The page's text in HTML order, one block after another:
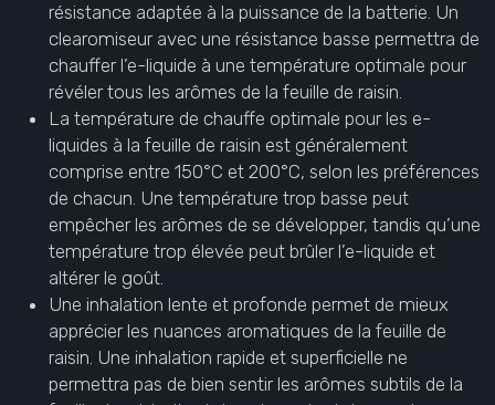
résistance adaptée à la puissance de la batterie. Un
clearomiseur avec une résistance basse permettra de
chauffer l’e-liquide à une température optimale pour
révéler tous les arômes de la feuille de raisin.
La température de chauffe optimale pour les e-
liquides à la feuille de raisin est généralement
comprise entre 150°C et 200°C, selon les préférences
de chacun. Une température trop basse peut
empêcher les arômes de se développer, tandis qu’une
température trop élevée peut brûler l’e-liquide et
altérer le goût.
Une inhalation lente et profonde permet de mieux
apprécier les nuances aromatiques de la feuille de
raisin. Une inhalation rapide et superficielle ne
permettra pas de bien sentir les arômes subtils de la